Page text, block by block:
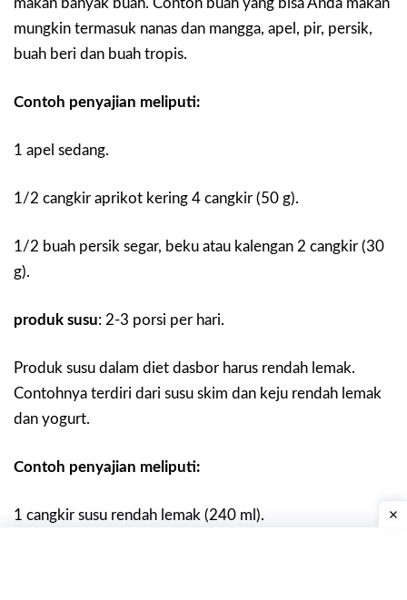
makan banyak buah. Contoh buah yang bisa Anda makan
mungkin termasuk nanas dan mangga, apel, pir, persik,
buah beri dan buah tropis.
Contoh penyajian meliputi:
1 apel sedang.
1/2 cangkir aprikot kering 4 cangkir (50 g).
1/2 buah persik segar, beku atau kalengan 2 cangkir (30
g).
produk susu: 2-3 porsi per hari.
Produk susu dalam diet dasbor harus rendah lemak.
Contohnya terdiri dari susu skim dan keju rendah lemak
dan yogurt.
Contoh penyajian meliputi:
1 cangkir susu rendah lemak (240 ml).